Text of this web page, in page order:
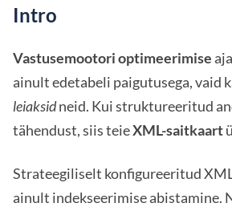
Intro
Vastusemootori optimeerimise
ainult edetabeli paigutusega, vaid
leiaksidneid. Kui struktureeritud
tähendust, siis teieXML-saitkaart
Strateegiliselt konfigureeritud
ainult indekseerimise abistamine.